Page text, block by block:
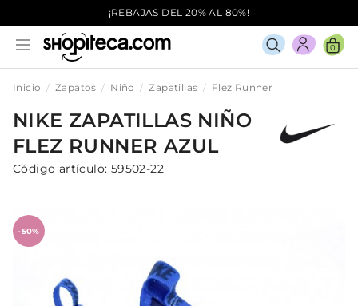
¡REBAJAS DEL 20% AL 80%!
0
Inicio Zapatos Niño Zapatillas Flez Runner
NIKE ZAPATILLAS NIÑO
FLEZ RUNNER AZUL
Código artículo: 59502-22
-50%